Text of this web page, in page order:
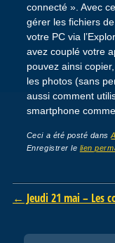
connecté ». Avec
gérer les fichiers
votre PC via
avez couplé votre
pouvez ainsi
les photos (sans
aussi comment
smartphone
Ceci a été posté dans
Enregistrer le lien
Post
← Jeudi 21 mai – Les